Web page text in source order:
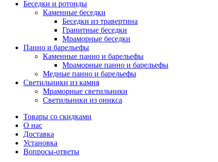
Беседки и ротонды
Каменные беседки
Беседки из травертина
Гранитные беседки
Мраморные беседки
Панно и барельефы
Каменные панно и барельефы
Мраморные панно и барельефы
Медные панно и барельефы
Светильники из камня
Мраморные светильники
Светильники из оникса
Товары со скидками
О нас
Доставка
Установка
Вопросы-ответы